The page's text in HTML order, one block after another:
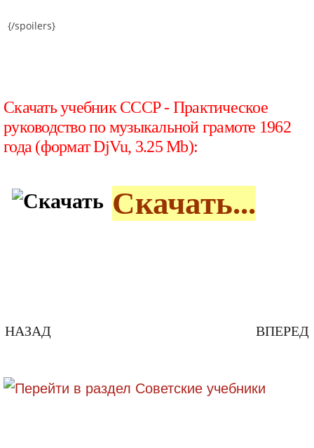
{/spoilers}
Скачать учебник СССР - Практическое
руководство по музыкальной грамоте 1962
года (формат DjVu, 3.25 Mb):
Скачать...
НАЗАД ВПЕРЕД